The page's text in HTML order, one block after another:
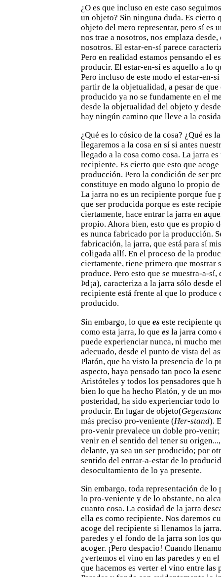
¿O es que incluso en este caso
un objeto? Sin ninguna duda. Es cierto
objeto del mero representar, pero sí es
nos trae a nosotros, nos emplaza
nosotros. El estar-en-sí parece
Pero en realidad estamos pensando el
producir. El estar-en-sí es aquello a lo
Pero incluso de este modo el estar-en-
partir de la objetualidad, a pesar de
producido ya no se fundamente en el
desde la objetualidad del objeto y
hay ningún camino que lleve a la
¿Qué es lo cósico de la cosa? ¿Qué es
llegaremos a la cosa en sí si antes
llegado a la cosa como cosa. La jarra es
recipiente. Es cierto que esto que acoge
producción. Pero la condición de ser
constituye en modo alguno lo propio
La jarra no es un recipiente porque fue
que ser producida porque es este
ciertamente, hace entrar la jarra en
propio. Ahora bien, esto que es propio
es nunca fabricado por la producción.
fabricación, la jarra, que está para sí
coligada allí. En el proceso de la
ciertamente, tiene primero que mostrar
produce. Pero esto que se muestra-a-sí,
Þd¡a), caracteriza a la jarra sólo desde
recipiente está frente al que lo produce
producido.
Sin embargo, lo que es este recipiente
como esta jarra, lo que es la jarra como
puede experienciar nunca, ni mucho
adecuado, desde el punto de vista del
Platón, que ha visto la presencia de lo
aspecto, haya pensado tan poco la
Aristóteles y todos los pensadores que
bien lo que ha hecho Platón, y de un
posteridad, ha sido experienciar todo
producir. En lugar de objeto(
más preciso pro-veniente (Her-stand).
pro-venir prevalece un doble pro-
venir en el sentido del tener su
delante, ya sea un ser producido; por
sentido del entrar-a-estar de lo
desocultamiento de lo ya presente.
Sin embargo, toda representación de lo
lo pro-veniente y de lo obstante, no
cuanto cosa. La cosidad de la jarra
ella es como recipiente. Nos daremos
acoge del recipiente si llenamos la
paredes y el fondo de la jarra son los
acoger. ¡Pero despacio! Cuando
¿vertemos el vino en las paredes y en
que hacemos es verter el vino entre las